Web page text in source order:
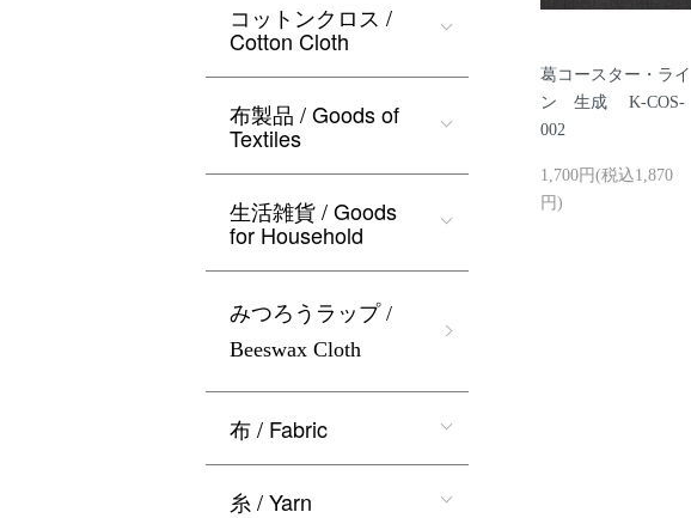
葛コースター・ライ
ン 生成 K-COS-
002
1,700円(税込1,870
円)
コットンクロス /
Cotton Cloth
布製品 / Goods of
Textiles
生活雑貨 / Goods
for Household
みつろうラップ /
Beeswax Cloth
布 / Fabric
糸 / Yarn